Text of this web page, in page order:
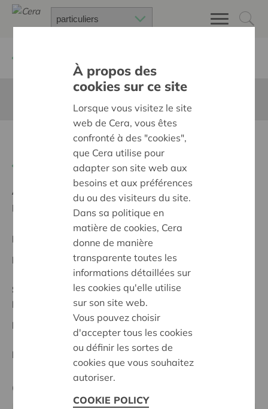
Uitbreiding patrimonium
Ambition:
Des quartiers chaleureux et bienveillants
pour tous
Projet régional
Date de début:16/10/2025
Statut:
Demerland
Date de décision:
16/10/2025
Décision: Approuvé
Cera contact
À propos des
cookies sur ce site
Lorsque vous visitez le site
web de Cera, vous êtes
confronté à des "cookies",
que Cera utilise pour
adapter son site web aux
besoins et aux préférences
du ou des visiteurs du site.
Dans sa politique en
matière de cookies, Cera
donne de manière
transparente toutes les
informations détaillées sur
les cookies qu'elle utilise
sur son site web.
Vous pouvez choisir
d'accepter tous les cookies
ou définir les sortes de
cookies que vous souhaitez
autoriser.
COOKIE POLICY